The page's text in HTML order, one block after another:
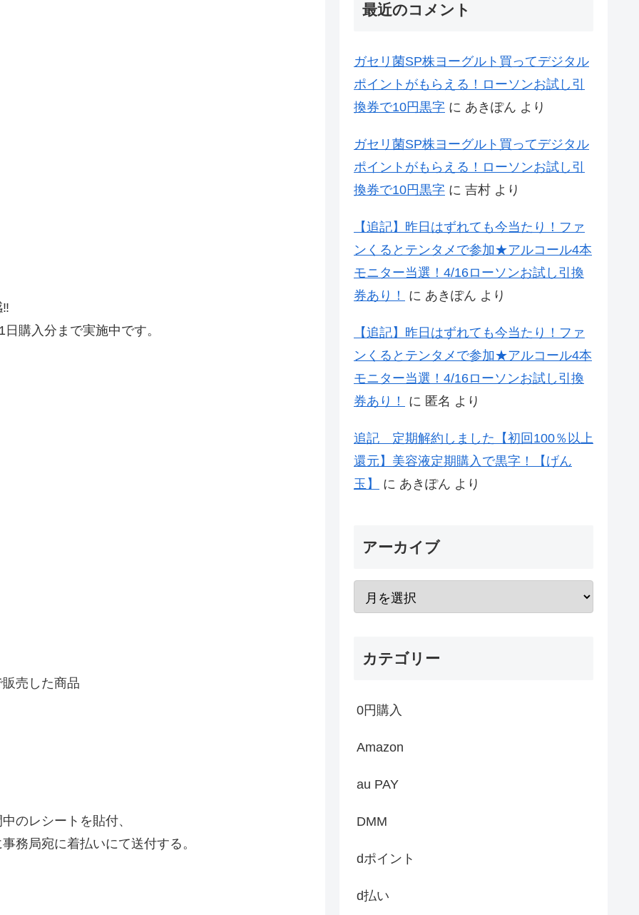
購入分まで実施中です。
売した商品
のレシートを貼付、
務局宛に着払いにて送付する。
最近のコメント
ガセリ菌SP株ヨーグルト買ってデジタル
ポイントがもらえる！ローソンお試し引
換券で10円黒字 に あきぽん より
ガセリ菌SP株ヨーグルト買ってデジタル
ポイントがもらえる！ローソンお試し引
換券で10円黒字 に 吉村 より
【追記】昨日はずれても今当たり！ファ
ンくるとテンタメで参加★アルコール4本
モニター当選！4/16ローソンお試し引換
券あり！
に あきぽん より
【追記】昨日はずれても今当たり！ファ
ンくるとテンタメで参加★アルコール4本
モニター当選！4/16ローソンお試し引換
券あり！
に 匿名 より
追記 定期解約しました【初回100％以上
還元】美容液定期購入で黒字！【げん
玉】
に あきぽん より
アーカイブ
カテゴリー
0円購入
Amazon
au PAY
DMM
dポイント
d払い